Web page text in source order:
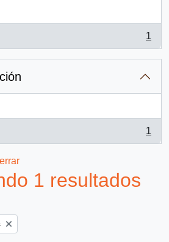
1
1
1 resultados
filter: